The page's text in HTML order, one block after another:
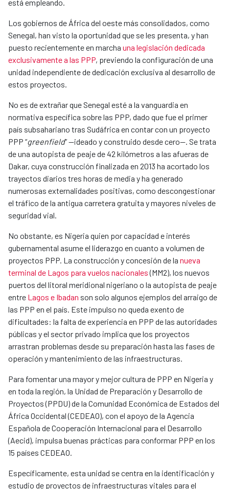
está empleando.
Los gobiernos de África del oeste más consolidados, como
Senegal, han visto la oportunidad que se les presenta, y han
puesto recientemente en marcha una legislación dedicada
exclusivamente a las PPP, previendo la configuración de una
unidad independiente de dedicación exclusiva al desarrollo de
estos proyectos.
No es de extrañar que Senegal esté a la vanguardia en
normativa específica sobre las PPP, dado que fue el primer
país subsahariano tras Sudáfrica en contar con un proyecto
PPP “greenfield” —ideado y construido desde cero—. Se trata
de una autopista de peaje de 42 kilómetros a las afueras de
Dakar, cuya construcción finalizada en 2013 ha acortado los
trayectos diarios tres horas de media y ha generado
numerosas externalidades positivas, como descongestionar
el tráfico de la antigua carretera gratuita y mayores niveles de
seguridad vial.
No obstante, es Nigeria quien por capacidad e interés
gubernamental asume el liderazgo en cuanto a volumen de
proyectos PPP. La construcción y concesión de la nueva
terminal de Lagos para vuelos nacionales(MM2), los nuevos
puertos del litoral meridional nigeriano o la autopista de peaje
entre Lagos e Ibadan son solo algunos ejemplos del arraigo de
las PPP en el país. Este impulso no queda exento de
dificultades: la falta de experiencia en PPP de las autoridades
públicas y el sector privado implica que los proyectos
arrastran problemas desde su preparación hasta las fases de
operación y mantenimiento de las infraestructuras.
Para fomentar una mayor y mejor cultura de PPP en Nigeria y
en toda la región, la Unidad de Preparación y Desarrollo de
Proyectos (PPDU) de la Comunidad Económica de Estados del
África Occidental (CEDEAO), con el apoyo de la Agencia
Española de Cooperación Internacional para el Desarrollo
(Aecid), impulsa buenas prácticas para conformar PPP en los
15 países CEDEAO.
Específicamente, esta unidad se centra en la identificación y
estudio de proyectos de infraestructuras vitales para el